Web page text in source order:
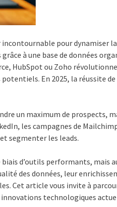
pour dynamiser
à une base de données
HubSpot ou Zoho
En 2025, la réussite
un maximum de prospects,
les campagnes de
segmenter les leads.
d’outils performants, mais
des données, leur
Cet article vous invite à
technologiques